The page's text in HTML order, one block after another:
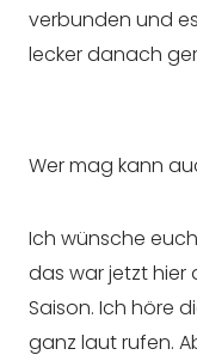
verbunden und
lecker danach
Wer mag kann
Ich wünsche
das war jetzt hier
Saison. Ich höre
ganz laut rufen.